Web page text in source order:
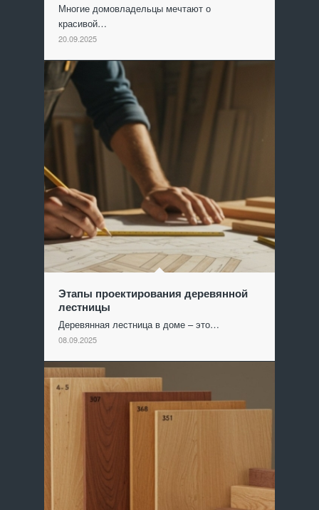
Многие домовладельцы мечтают о
красивой…
20.09.2025
Этапы проектирования деревянной
лестницы
Деревянная лестница в доме – это…
08.09.2025